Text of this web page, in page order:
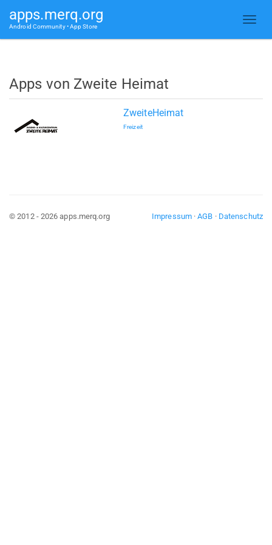
apps.merq.org
Android Community • App Store
Apps von Zweite Heimat
ZweiteHeimat
Freizeit
Impressum·AGB · Datenschutz
© 2012 - 2026 apps.merq.org